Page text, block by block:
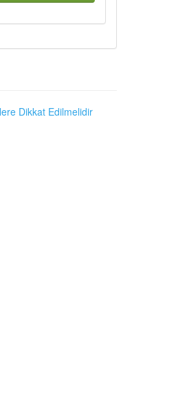
Dikkat Edilmelidir